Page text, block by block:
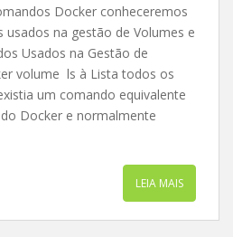
Docker conheceremos
usados na gestão de Volumes e
Usados na Gestão de
volume ls à Lista todos os
um comando equivalente
Docker e normalmente
LEIA MAIS